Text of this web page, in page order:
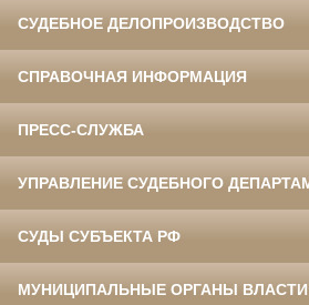
СУДЕБНОЕ ДЕЛОПРОИЗВОДСТВО
СПРАВОЧНАЯ ИНФОРМАЦИЯ
ПРЕСС-СЛУЖБА
УПРАВЛЕНИЕ СУДЕБНОГО
СУДЫ СУБЪЕКТА РФ
МУНИЦИПАЛЬНЫЕ ОРГАНЫ ВЛАСТИ